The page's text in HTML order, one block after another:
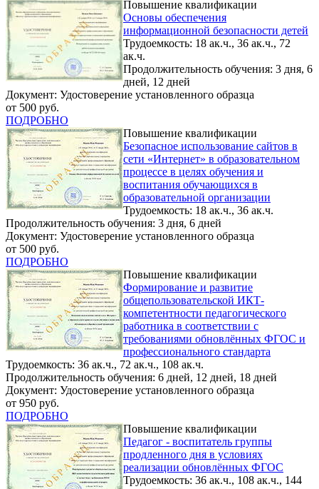
Повышение квалификации
Основы обеспечения
информационной безопасности детей
Трудоемкость: 18 ак.ч., 36 ак.ч., 72
ак.ч.
Продолжительность обучения: 3 дня, 6
дней, 12 дней
Документ: Удостоверение установленного образца
от 500 руб.
ПОДРОБНО
Повышение квалификации
Безопасное использование сайтов в
сети «Интернет» в образовательном
процессе в целях обучения и
воспитания обучающихся в
образовательной организации
Трудоемкость: 18 ак.ч., 36 ак.ч.
Продолжительность обучения: 3 дня, 6 дней
Документ: Удостоверение установленного образца
от 500 руб.
ПОДРОБНО
Повышение квалификации
Формирование и развитие
общепользовательской ИКТ-
компетентности педагогического
работника в соответствии с
требованиями обновлённых ФГОС и
профессионального стандарта
Трудоемкость: 36 ак.ч., 72 ак.ч., 108 ак.ч.
Продолжительность обучения: 6 дней, 12 дней, 18 дней
Документ: Удостоверение установленного образца
от 950 руб.
ПОДРОБНО
Повышение квалификации
Педагог - воспитатель группы
продленного дня в условиях
реализации обновлённых ФГОС
Трудоемкость: 36 ак.ч., 108 ак.ч., 144